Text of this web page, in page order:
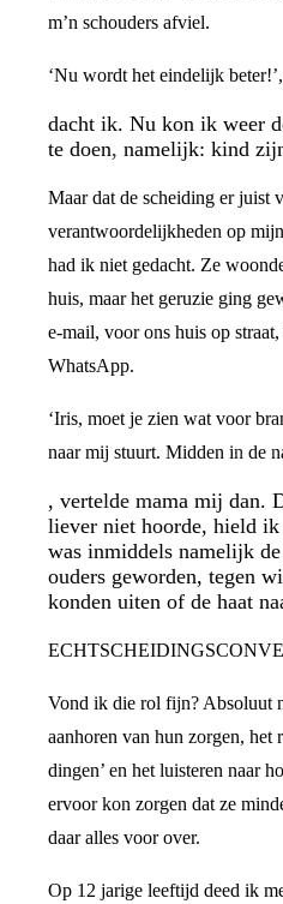
m’n schouders afviel.
‘Nu wordt het eindelijk beter!’,
dacht ik. Nu kon ik weer
te doen, namelijk: kind
Maar dat de scheiding er juist
verantwoordelijkheden op
had ik niet gedacht. Ze
huis, maar het geruzie ging
e-mail, voor ons huis op
WhatsApp.
‘Iris, moet je zien wat voor
naar mij stuurt. Midden in de
, vertelde mama mij dan.
liever niet hoorde, hield
was inmiddels namelijk
ouders geworden, tegen
konden uiten of de haat
Vond ik die rol fijn? Absoluut
aanhoren van hun zorgen, het
dingen’ en het luisteren naar
ervoor kon zorgen dat ze
daar alles voor over.
Op 12 jarige leeftijd deed ik